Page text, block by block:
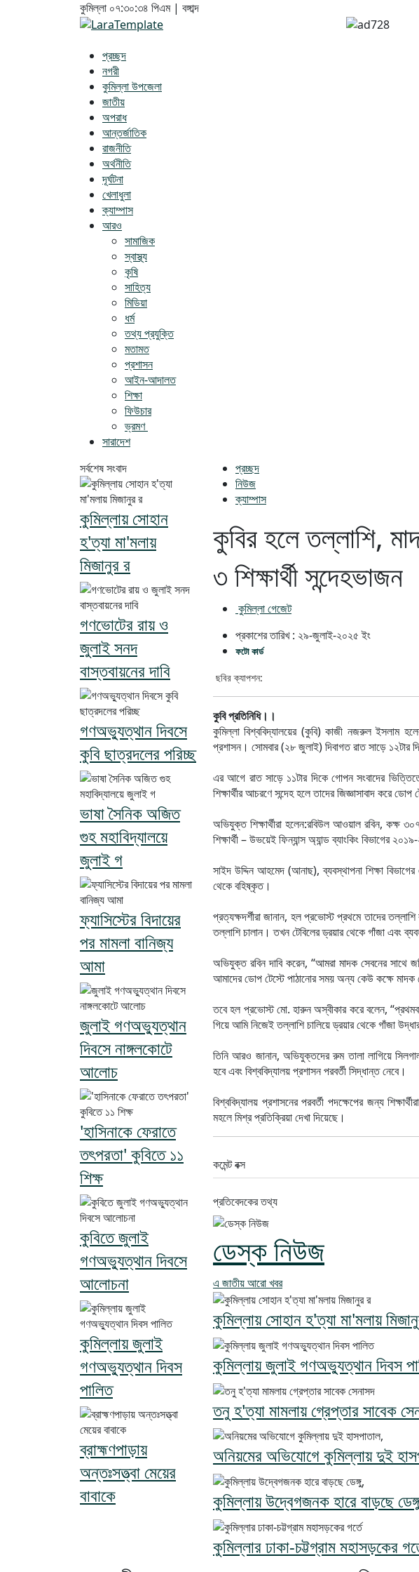
কুমিল্লা ০৭:৩০:৩৫ পিএম| বঙ্গাব্দ
প্রচ্ছদ
নগরী
কুমিল্লা উপজেলা
জাতীয়
অপরাধ
আন্তর্জাতিক
রাজনীতি
অর্থনীতি
দূর্ঘটনা
খেলাধুলা
ক্যাম্পাস
আরও
সামাজিক
স্বাস্থ্য
কৃষি
সাহিত্য
মিডিয়া
ধর্ম
তথ্য প্রযুক্তি
মতামত
প্রশাসন
আইন-আদালত
শিক্ষা
ফিউচার
ভ্রমণ
সারাদেশ
প্রচ্ছদ
নিউজ
ক্যাম্পাস
কুবির হলে তল্লাশি,
৩ শিক্ষার্থী সন্দেহভাজন
কুমিল্লা গেজেট
প্রকাশের তারিখ : ২৯-জুলাই-২০২৫ইং
ফটো কার্ড
ছবির ক্যাপশন:
কুবি প্রতিনিধি।।
কুমিল্লা বিশ্ববিদ্যালয়ের (কুবি) কাজী নজরুল ইসলাম
প্রশাসন। সোমবার (২৮ জুলাই) দিবাগত রাত সাড়ে ১২টার
এর আগে রাত সাড়ে ১১টার দিকে গোপন সংবাদের
শিক্ষার্থীর আচরণে সন্দেহ হলে তাদের জিজ্ঞাসাবাদ করে
অভিযুক্ত শিক্ষার্থীরা হলেন:রবিউল আওয়াল রবিন, কক্ষ
শিক্ষার্থী – উভয়েই ফিন্যান্স অ্যান্ড ব্যাংকিং বিভাগের ২০১৯-
সাইদ উদ্দিন আহমেদ (আনাছ), ব্যবস্থাপনা শিক্ষা বিভাগের
থেকে বহিষ্কৃত।
প্রত্যক্ষদর্শীরা জানান, হল প্রভোস্ট প্রথমে তাদের
তল্লাশি চালান। তখন টেবিলের ড্রয়ার থেকে গাঁজা এবং
অভিযুক্ত রবিন দাবি করেন, “আমরা মাদক সেবনের সাথে
আমাদের ডোপ টেস্টে পাঠানোর সময় অন্য কেউ কক্ষে মাদক
তবে হল প্রভোস্ট মো. হারুন অস্বীকার করে বলেন,
গিয়ে আমি নিজেই তল্লাশি চালিয়ে ড্রয়ার থেকে গাঁজা
তিনি আরও জানান, অভিযুক্তদের রুম তালা লাগিয়ে
হবে এবং বিশ্ববিদ্যালয় প্রশাসন পরবর্তী সিদ্ধান্ত নেবে।
বিশ্ববিদ্যালয় প্রশাসনের পরবর্তী পদক্ষেপের জন্য
মহলে মিশ্র প্রতিক্রিয়া দেখা দিয়েছে।
কমেন্ট বক্স
প্রতিবেদকের তথ্য
ডেস্ক নিউজ
এ জাতীয় আরো খবর
কুমিল্লায় সোহান হ'ত্যা মা'মলায়
কুমিল্লায় জুলাই গণঅভ্যুত্থান দিবস
তনু হ'ত্যা মামলায় গ্রেপ্তার সাবেক
অনিয়মের অভিযোগে কুমিল্লায় দুই
কুমিল্লায় উদ্বেগজনক হারে বাড়ছে
কুমিল্লার ঢাকা-চট্টগ্রাম মহাসড়কের
সর্বশেষ সংবাদ
কুমিল্লায় সোহান
হ'ত্যা মা'মলায়
মিজানুর র
গণভোটের রায় ও
জুলাই সনদ
বাস্তবায়নের দাবি
গণঅভ্যুত্থান দিবসে
কুবি ছাত্রদলের পরিচ্ছ
ভাষা সৈনিক অজিত
গুহ মহাবিদ্যালয়ে
জুলাই গ
ফ্যাসিস্টের বিদায়ের
পর মামলা বানিজ্য
আমা
জুলাই গণঅভ্যুত্থান
দিবসে নাঙ্গলকোটে
আলোচ
'হাসিনাকে ফেরাতে
তৎপরতা' কুবিতে ১১
শিক্ষ
কুবিতে জুলাই
গণঅভ্যুত্থান দিবসে
আলোচনা
কুমিল্লায় জুলাই
গণঅভ্যুত্থান দিবস
পালিত
ব্রাহ্মণপাড়ায়
অন্তঃসত্ত্বা মেয়ের
বাবাকে